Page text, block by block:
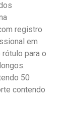
registro
em
para o
50
contendo